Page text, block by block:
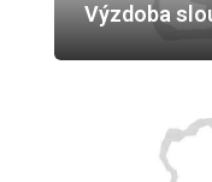
Výzdoba